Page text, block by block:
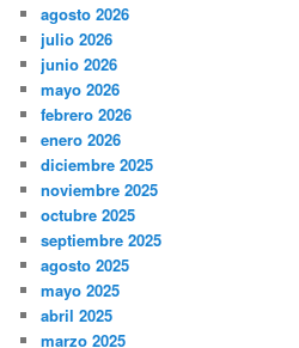
agosto 2026
julio 2026
junio 2026
mayo 2026
febrero 2026
enero 2026
diciembre 2025
noviembre 2025
octubre 2025
septiembre 2025
agosto 2025
mayo 2025
abril 2025
marzo 2025